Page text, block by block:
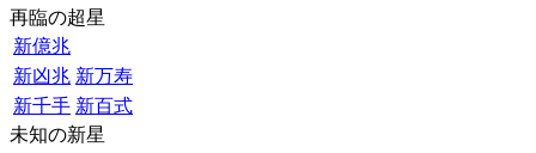
再臨の超星
新億兆
新凶兆 新万寿
新千手 新百式
未知の新星